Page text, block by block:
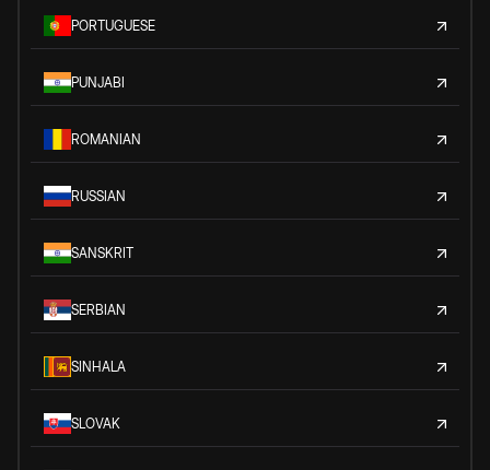
PORTUGUESE
PUNJABI
ROMANIAN
RUSSIAN
SANSKRIT
SERBIAN
SINHALA
SLOVAK